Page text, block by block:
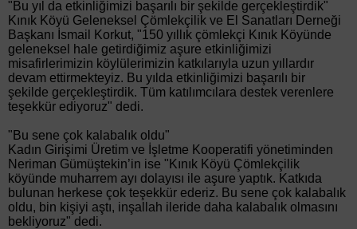
"Bu yıl da etkinliğimizi başarılı bir şekilde gerçekleştirdik"
Kınık Köyü Geleneksel Çömlekçilik ve El Sanatları Derneği
Başkanı İsmail Korkut, "150 yıllık çömlekçi Kınık Köyünde
geleneksel hale getirdiğimiz aşure etkinliğimizi
misafirlerimizin köylülerimizin katkılarıyla uzun yıllardır
devam ettirmekteyiz. Bu yılda etkinliğimizi başarılı bir
şekilde gerçekleştirdik. Tüm katılımcılara destek verenlere
teşekkür ediyoruz" dedi.
"Bu sene çok kalabalık oldu"
Kadın Girişimi Üretim ve İşletme Kooperatifi yönetiminden
Neriman Gümüştekin’in ise "Kınık Köyü Çömlekçilik
köyünde muharrem ayı dolayısı ile aşure yaptık. Katkıda
bulunan herkese çok teşekkür ederiz. Bu sene çok kalabalık
oldu, bin kişiyi aştı, inşallah ileride daha kalabalık olmasını
bekliyoruz" dedi.